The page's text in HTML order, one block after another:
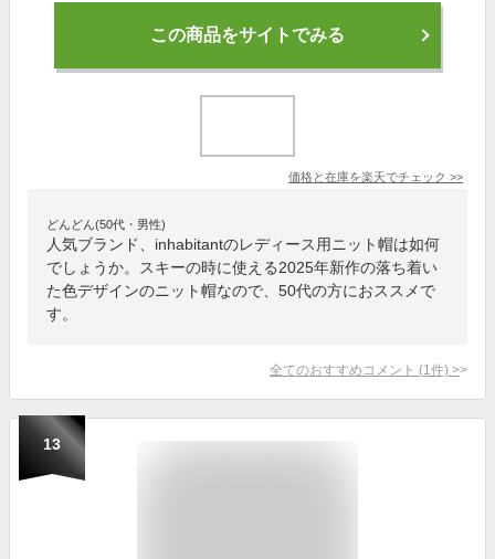
この商品をサイトでみる
価格と在庫を楽天でチェック >>
どんどん(50代・男性)
人気ブランド、inhabitantのレディース用ニット帽は如何
でしょうか。スキーの時に使える2025年新作の落ち着い
た色デザインのニット帽なので、50代の方におススメで
す。
全てのおすすめコメント (1 件) >
13